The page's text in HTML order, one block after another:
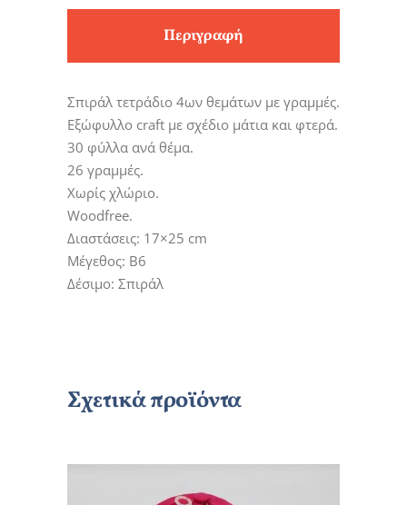
Περιγραφή
Σπιράλ τετράδιο 4ων θεμάτων με γραμμές.
Εξώφυλλο craft με σχέδιο μάτια και φτερά.
30 φύλλα ανά θέμα.
26 γραμμές.
Χωρίς χλώριο.
Woodfree.
Διαστάσεις: 17×25 cm
Μέγεθος: Β6
Δέσιμο: Σπιράλ
Σχετικά προϊόντα